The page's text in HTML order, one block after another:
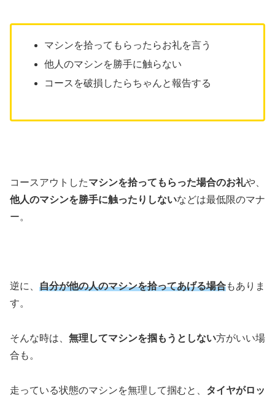
マシンを拾ってもらったらお礼を言う
他人のマシンを勝手に触らない
コースを破損したらちゃんと報告する
コースアウトしたマシンを拾ってもらった場合のお礼や、
他人のマシンを勝手に触ったりしないなどは最低限のマナ
ー。
逆に、 自分が他の人のマシンを拾ってあげる場合もありま
す。
そんな時は、 無理してマシンを掴もうとしない方がいい場
合も。
走っている状態のマシンを無理して掴むと、 タイヤがロッ